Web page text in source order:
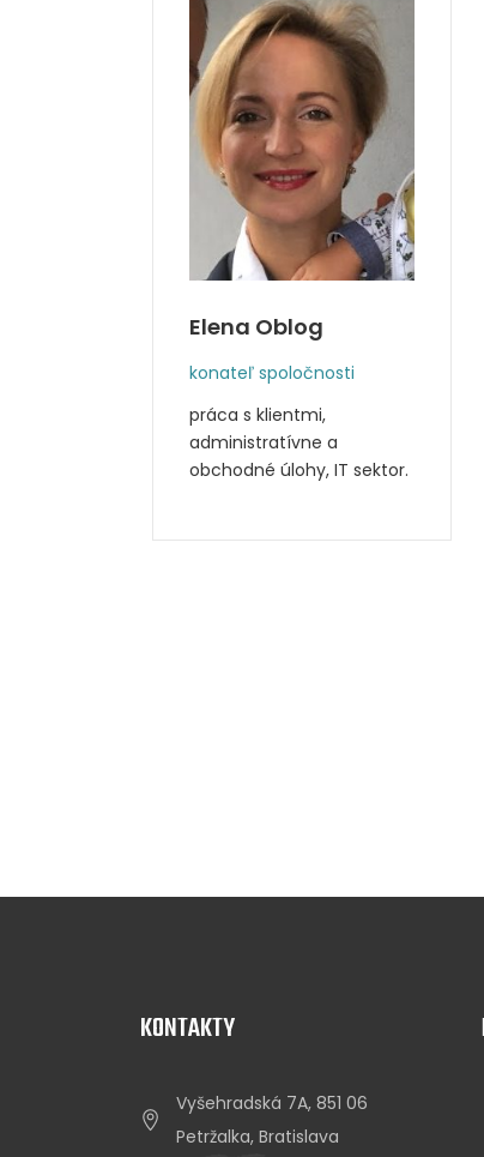
Elena Oblog
konateľ spoločnosti
práca s klientmi,
administratívne a
obchodné úlohy, IT sektor.
KONTAKTY
Vyšehradská 7A, 851 06
Petržalka, Bratislava